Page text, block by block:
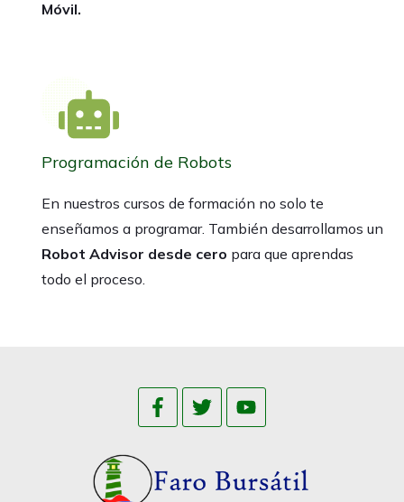
Móvil.
Programación de Robots
En nuestros cursos de formación no solo te
enseñamos a programar. También desarrollamos un
Robot Advisor desde cero para que aprendas
todo el proceso.